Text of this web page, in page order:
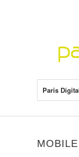
Paris
MOBILE